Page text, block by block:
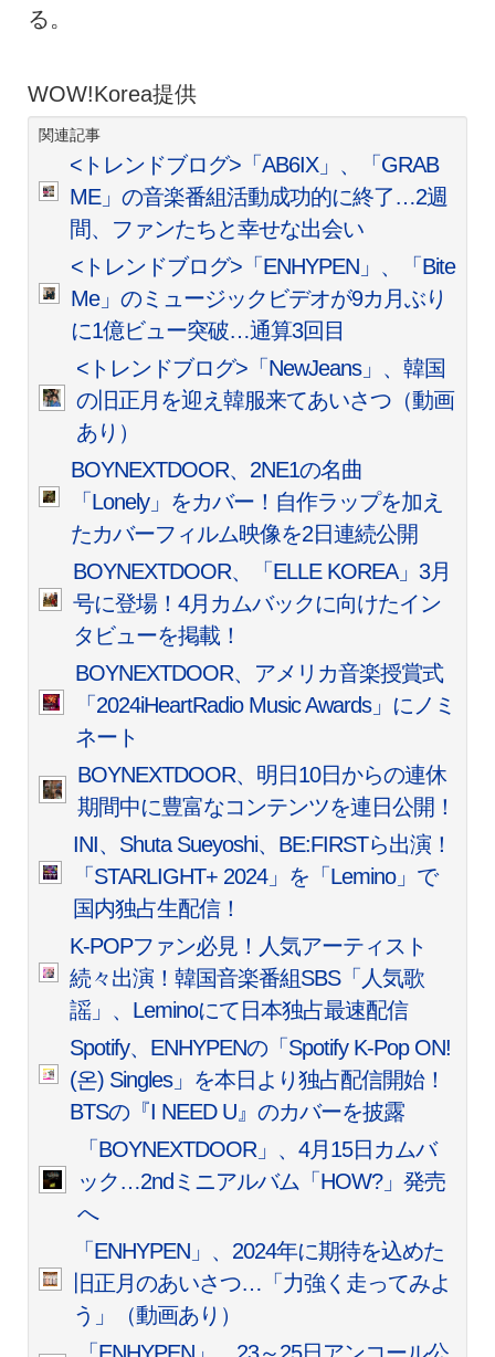
る。
WOW!Korea提供
関連記事
<トレンドブログ>「AB6IX」、「GRAB
ME」の音楽番組活動成功的に終了…2週
間、ファンたちと幸せな出会い
<トレンドブログ>「ENHYPEN」、「Bite
Me」のミュージックビデオが9カ月ぶり
に1億ビュー突破…通算3回目
<トレンドブログ>「NewJeans」、韓国
の旧正月を迎え韓服来てあいさつ（動画
あり）
BOYNEXTDOOR、2NE1の名曲
「Lonely」をカバー！自作ラップを加え
たカバーフィルム映像を2日連続公開
BOYNEXTDOOR、「ELLE KOREA」3月
号に登場！4月カムバックに向けたイン
タビューを掲載！
BOYNEXTDOOR、アメリカ音楽授賞式
「2024iHeartRadio Music Awards」にノミ
ネート
BOYNEXTDOOR、明日10日からの連休
期間中に豊富なコンテンツを連日公開！
INI、Shuta Sueyoshi、BE:FIRSTら出演！
「STARLIGHT+ 2024」を「Lemino」で
国内独占生配信！
K-POPファン必見！人気アーティスト
続々出演！韓国音楽番組SBS「人気歌
謡」、Leminoにて日本独占最速配信
Spotify、ENHYPENの「Spotify K-Pop ON!
(온) Singles」を本日より独占配信開始！
BTSの『I NEED U』のカバーを披露
「BOYNEXTDOOR」、4月15日カムバ
ック…2ndミニアルバム「HOW?」発売
へ
「ENHYPEN」、2024年に期待を込めた
旧正月のあいさつ…「力強く走ってみよ
う」（動画あり）